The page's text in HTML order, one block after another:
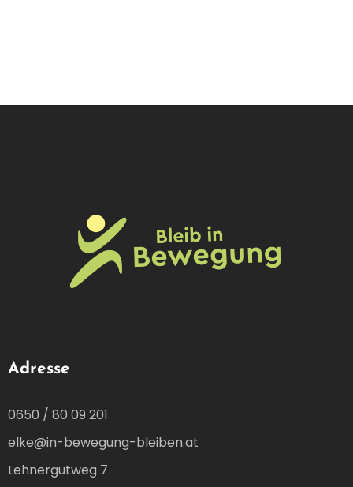
Adresse
0650 / 80 09 201
elke@in-bewegung-bleiben.at
Lehnergutweg 7